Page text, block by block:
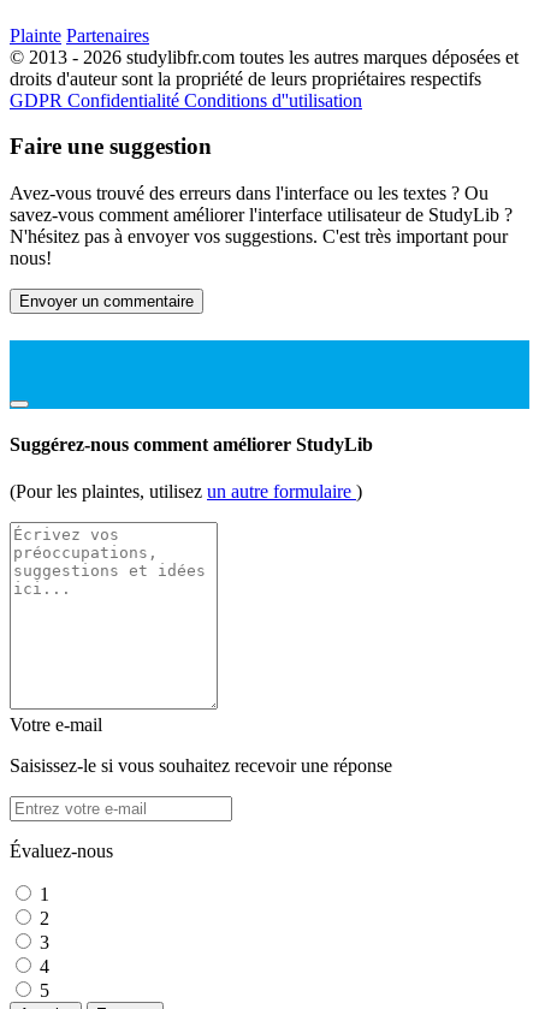
Plainte Partenaires
© 2013 - 2026 studylibfr.com toutes les autres marques déposées et
droits d'auteur sont la propriété de leurs propriétaires respectifs
GDPR Confidentialité Conditions d''utilisation
Faire une suggestion
Avez-vous trouvé des erreurs dans l'interface ou les textes ? Ou
savez-vous comment améliorer l'interface utilisateur de StudyLib ?
N'hésitez pas à envoyer vos suggestions. C'est très important pour
nous!
Envoyer un commentaire
Suggérez-nous comment améliorer StudyLib
(Pour les plaintes, utilisez un autre formulaire )
Votre e-mail
Saisissez-le si vous souhaitez recevoir une réponse
Évaluez-nous
1
2
3
4
5